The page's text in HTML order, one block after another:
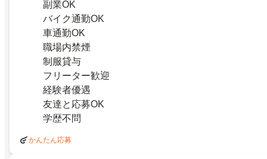
副業OK
バイク通勤OK
車通勤OK
職場内禁煙
制服貸与
フリーター歓迎
経験者優遇
友達と応募OK
学歴不問
かんたん応募